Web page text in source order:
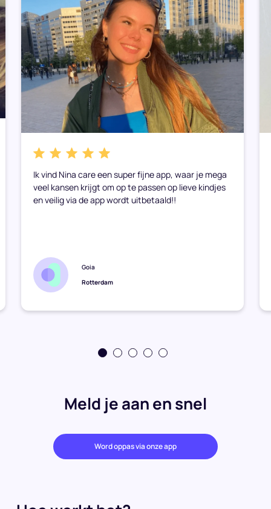
Ik vind Nina care een super fijne app, waar je mega
veel kansen krijgt om op te passen op lieve kindjes
en veilig via de app wordt uitbetaald!!
Goia
Rotterdam
Meld je aan en snel
Word oppas via onze app